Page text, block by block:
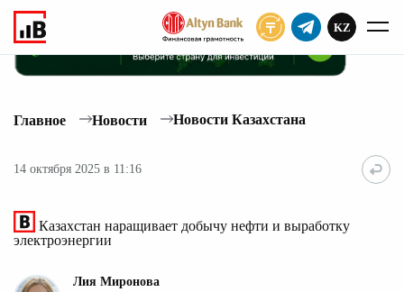
KZ
Главное Новости Новости Казахстана
14 октября 2025 в 11:16
Казахстан наращивает добычу нефти и выработку
электроэнергии
Лия Миронова